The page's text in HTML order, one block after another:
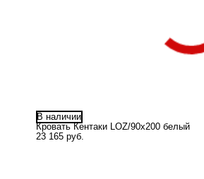
В наличии
Кровать Кентаки LOZ/90x200 белый
23 165 руб.